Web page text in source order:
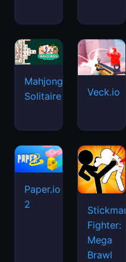
Mahjongg
Solitaire
Veck.io
Paper.io
2
Stickman
Fighter:
Mega
Brawl